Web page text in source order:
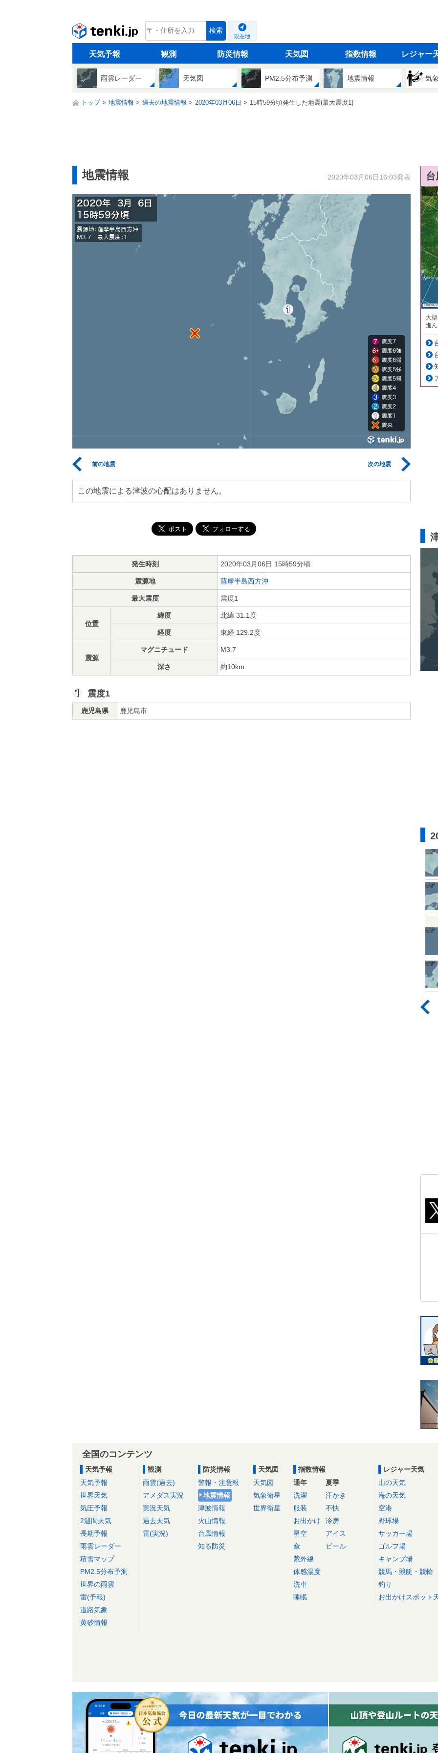
tenki.jp 検索
現在地
天気予報 観測 防災情報 天気図 指数情報 レジャー
雨雲レーダー 天気図 PM2.5分布予測 地震情報 気
トップ 地震情報 過去の地震情報 2020年03月06日 15時59分頃発生した地震(最大震度1)
地震情報 2020年03月06日16:03発表
前の地震 次の地震
この地震による津波の心配はありません。
発生時刻 2020年03月06日 15時59分頃
震源地 薩摩半島西方沖
最大震度 震度1
位置
緯度 北緯 31.1度
経度 東経 129.2度
震源
マグニチュード M3.7
深さ 約10km
震度1
鹿児島県 鹿児島市
大
進
全国のコンテンツ
天気予報
天気予報
世界天気
気圧予報
2週間天気
長期予報
雨雲レーダー
積雪マップ
PM2.5分布予測
世界の雨雲
雷(予報)
道路気象
黄砂情報
観測
雨雲(過去)
アメダス実況
実況天気
過去天気
雷(実況)
防災情報
警報・注意報
地震情報
津波情報
火山情報
台風情報
知る防災
天気図
天気図
気象衛星
世界衛星
指数情報
通年
洗濯
服装
お出かけ
星空
傘
紫外線
体感温度
洗車
睡眠
夏季
汗かき
不快
冷房
アイス
ビール
レジャー天気
山の天気
海の天気
空港
野球場
サッカー場
ゴルフ場
キャンプ場
競馬・競艇・競輪
釣り
お出かけスポット